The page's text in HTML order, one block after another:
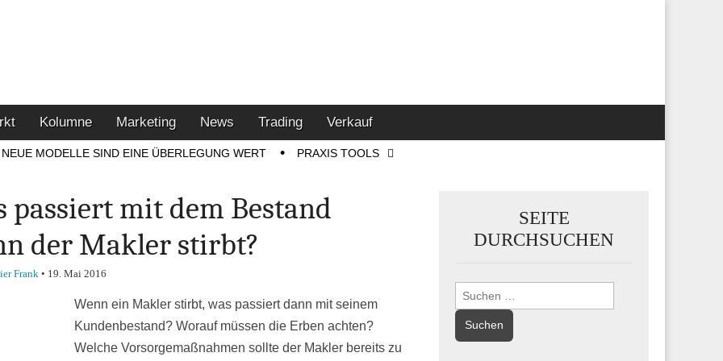
Kolumne Marketing News Trading Verkauf
NEUE MODELLE SIND EINE ÜBERLEGUNG WERT PRAXIS TOOLS
passiert mit dem Bestand
der Makler stirbt?
Frank• 19. Mai 2016
Wenn ein Makler stirbt, was passiert dann mit seinem
Kundenbestand? Worauf müssen die Erben achten?
Welche Vorsorgemaßnahmen sollte der Makler bereits zu
SEITE
DURCHSUCHEN
Suchen
nach: